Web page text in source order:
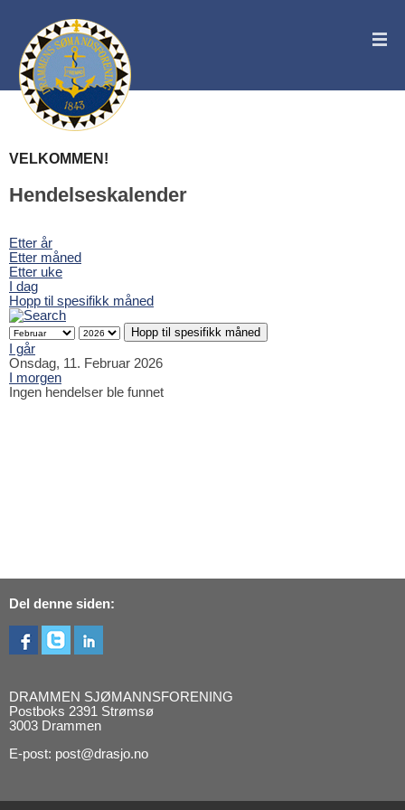
VELKOMMEN!
Hendelseskalender
Etter år
Etter måned
Etter uke
I dag
Hopp til spesifikk måned
Hopp til spesifikk måned
I går
Onsdag, 11. Februar 2026
I morgen
Ingen hendelser ble funnet
Del denne siden:
DRAMMEN SJØMANNSFORENING
Postboks 2391 Strømsø
3003 Drammen
E-post: post@drasjo.no